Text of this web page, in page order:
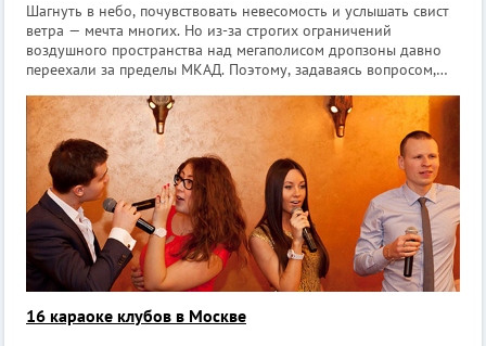
Шагнуть в небо, почувствовать невесомость и услышать свист
ветра — мечта многих. Но из-за строгих ограничений
воздушного пространства над мегаполисом дропзоны давно
переехали за пределы МКАД. Поэтому, задаваясь вопросом,
отправляются на просто
16 караоке клубов в Москве